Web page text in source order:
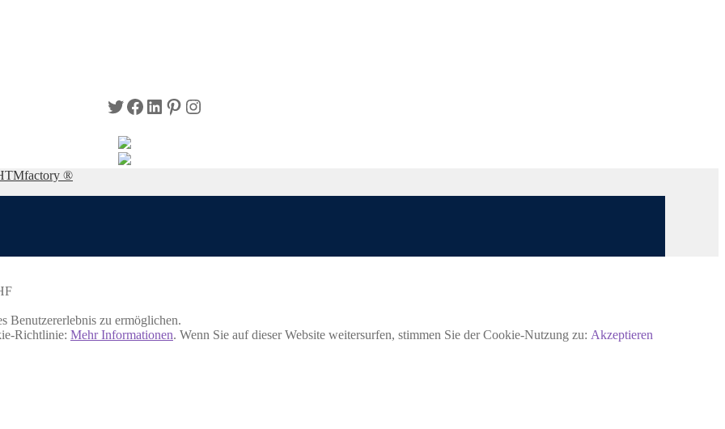
Twitter
Facebook
LinkedIn
Pinterest
Instagram
®
Benutzererlebnis zu ermöglichen.
Richtlinie: Mehr Informationen. Wenn Sie auf dieser Website weitersurfen, stimmen Sie der Cookie-Nutzung zu: Akzeptieren